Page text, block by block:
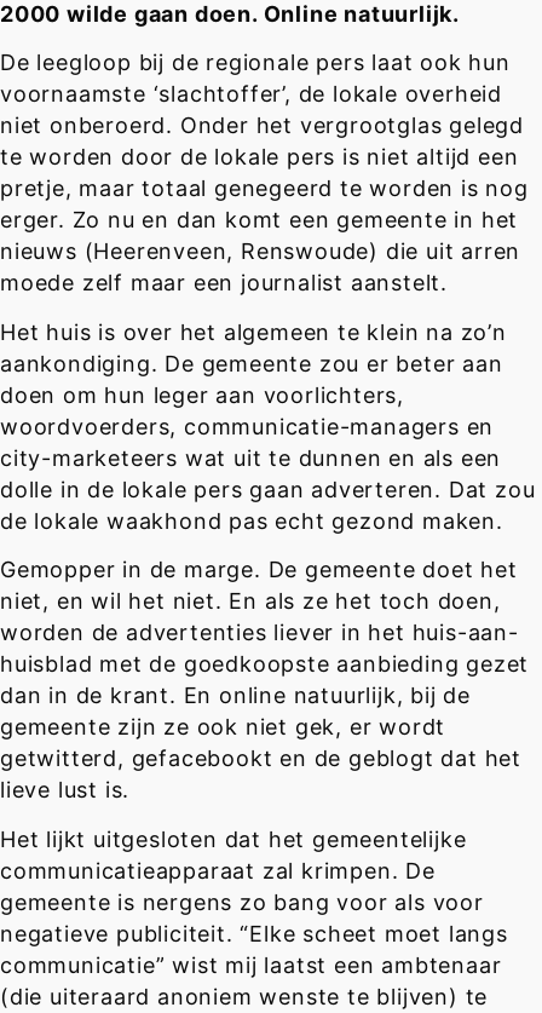
2000 wilde gaan doen. Online natuurlijk.
De leegloop bij de regionale pers laat ook hun
voornaamste ‘slachtoffer’, de lokale overheid
niet onberoerd. Onder het vergrootglas gelegd
te worden door de lokale pers is niet altijd een
pretje, maar totaal genegeerd te worden is nog
erger. Zo nu en dan komt een gemeente in het
nieuws (Heerenveen, Renswoude) die uit arren
moede zelf maar een journalist aanstelt.
Het huis is over het algemeen te klein na zo’n
aankondiging. De gemeente zou er beter aan
doen om hun leger aan voorlichters,
woordvoerders, communicatie-managers en
city-marketeers wat uit te dunnen en als een
dolle in de lokale pers gaan adverteren. Dat zou
de lokale waakhond pas echt gezond maken.
Gemopper in de marge. De gemeente doet het
niet, en wil het niet. En als ze het toch doen,
worden de advertenties liever in het huis-aan-
huisblad met de goedkoopste aanbieding gezet
dan in de krant. En online natuurlijk, bij de
gemeente zijn ze ook niet gek, er wordt
getwitterd, gefacebookt en de geblogt dat het
lieve lust is.
Het lijkt uitgesloten dat het gemeentelijke
communicatieapparaat zal krimpen. De
gemeente is nergens zo bang voor als voor
negatieve publiciteit. “Elke scheet moet langs
communicatie” wist mij laatst een ambtenaar
(die uiteraard anoniem wenste te blijven) te